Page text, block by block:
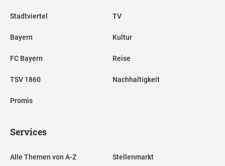
Stadtviertel
Bayern
FC Bayern
TSV 1860
Promis
TV
Kultur
Reise
Nachhaltigkeit
Services
Alle Themen von A-Z Stellenmarkt